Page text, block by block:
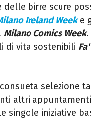
birre scure
Ireland Weeke
Milano Comics Week.
di vita sostenibili
selezione
altri
singole iniziative